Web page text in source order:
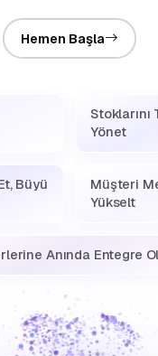
Hemen Başla
Stoklarını
Yönet
Büyü
Müşteri
Yükselt
Anında Entegre Ol